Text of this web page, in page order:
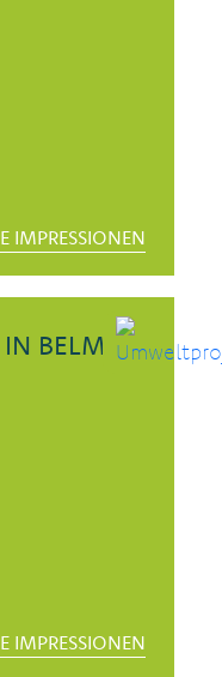
IMPRESSIONEN
BELM
IMPRESSIONEN